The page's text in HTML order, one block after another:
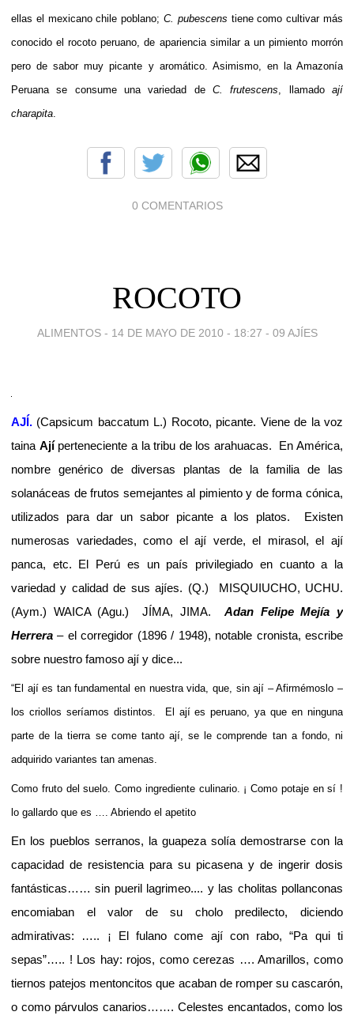
ellas el mexicanochile poblano;C. pubescens tiene como cultivar más
conocido elrocoto peruano, de apariencia similar a un pimientomorrón
pero de sabor muy picante y aromático. Asimismo, en la Amazonía
Peruana se consume una variedad de C. frutescens , llamadoají
charapita
0 COMENTARIOS
ROCOTO
ALIMENTOS - 14 DE MAYO DE 2010 - 18:27 - 09 AJÍES
AJÍ. (Capsicum baccatum L.) Rocoto, picante. Viene de la voz
taina Ajíperteneciente a la tribu de los arahuacas.
En América,
nombre genérico de diversas plantas de la familia de las
solanáceas de frutos semejantes al pimiento y de forma cónica,
utilizados para dar un sabor picante a los platos.
Existen
numerosas variedades, como el ají verde, el mirasol, el ají
panca, etc. El Perú es un país privilegiado en cuanto a la
variedad y calidad de sus ajíes. (Q.) MISQUIUCHO, UCHU.
(Aym.) WAICA (Agu.)
JÍMA, JIMA.
Adan Felipe Mejía y
Herrera– el corregidor (1896 / 1948), notable cronista, escribe
sobre nuestro famoso ají y dice...
“El ají es tan fundamental en nuestra vida, que, sin ají – Afirmémoslo –
los criollos seríamos distintos.
El ají es peruano, ya que en ninguna
parte de la tierra se come tanto ají, se le comprende tan a fondo, ni
adquirido variantes tan amenas.
Como fruto del suelo. Como ingrediente culinario. ¡ Como potaje en sí !
lo gallardo que es …. Abriendo el apetito
En los pueblos serranos, la guapeza solía demostrarse con la
capacidad de resistencia para su picasena y de ingerir dosis
fantásticas…… sin pueril lagrimeo.... y las cholitas pollanconas
encomiaban el valor de su cholo predilecto, diciendo
admirativas: ….. ¡ El fulano come ají con rabo, “Pa qui ti
sepas”….. ! Los hay: rojos, como cerezas …. Amarillos, como
tiernos patejos mentoncitos que acaban de romper su cascarón,
o como párvulos canarios……. Celestes encantados, como los